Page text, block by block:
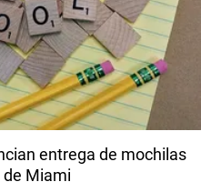
entrega de mochilas
Miami